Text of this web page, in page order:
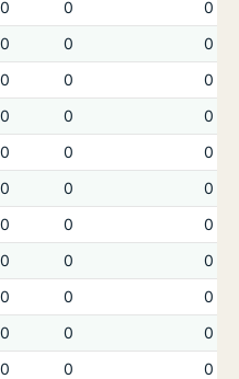
0 0
0
0 0
0
0 0
0
0 0
0
0 0
0
0 0
0
0 0
0
0 0
0
0 0
0
0 0
0
0 0
0